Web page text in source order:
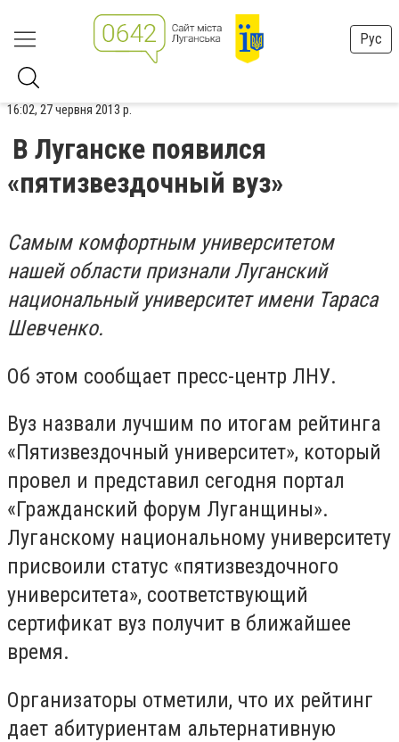
Рус
16:02, 27 червня 2013 р.
В Луганске появился
«пятизвездочный вуз»
Самым комфортным университетом
нашей области признали Луганский
национальный университет имени Тараса
Шевченко.
Об этом сообщает пресс-центр ЛНУ.
Вуз назвали лучшим по итогам рейтинга
«Пятизвездочный университет», который
провел и представил сегодня портал
«Гражданский форум Луганщины».
Луганскому национальному университету
присвоили статус «пятизвездочного
университета», соответствующий
сертификат вуз получит в ближайшее
время.
Организаторы отметили, что их рейтинг
дает абитуриентам альтернативную